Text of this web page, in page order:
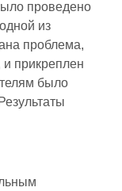
проведено
из
проблема,
и прикреплен
было